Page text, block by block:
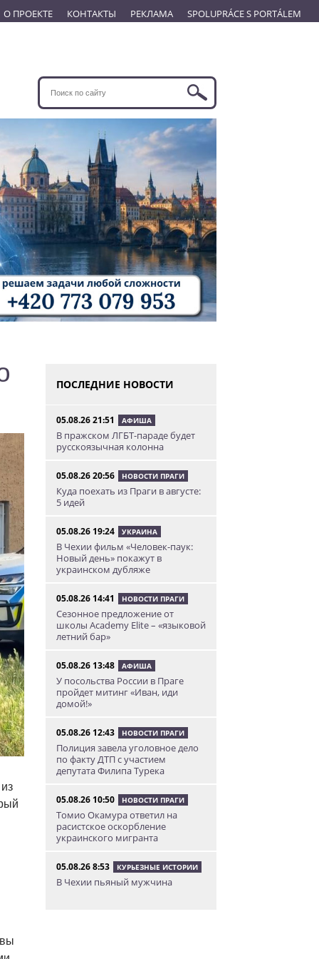
О ПРОЕКТЕ КОНТАКТЫ РЕКЛАМА SPOLUPRÁCE S PORTÁLEM
ПОСЛЕДНИЕ НОВОСТИ
05.08.26 21:51 АФИША
В пражском ЛГБТ-параде будет
русскоязычная колонна
05.08.26 20:56 НОВОСТИ ПРАГИ
Куда поехать из Праги в августе:
5 идей
05.08.26 19:24 УКРАИНА
В Чехии фильм «Человек-паук:
Новый день» покажут в
украинском дубляже
05.08.26 14:41 НОВОСТИ ПРАГИ
Сезонное предложение от
школы Academy Elite – «языковой
летний бар»
05.08.26 13:48 АФИША
У посольства России в Праге
пройдет митинг «Иван, иди
домой!»
05.08.26 12:43 НОВОСТИ ПРАГИ
Полиция завела уголовное дело
по факту ДТП с участием
депутата Филипа Турека
05.08.26 10:50 НОВОСТИ ПРАГИ
Томио Окамура ответил на
расистское оскорбление
украинского мигранта
05.08.26 8:53 КУРЬЕЗНЫЕ ИСТОРИИ
В Чехии пьяный мужчина